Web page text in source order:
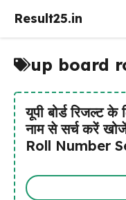
Result25.in
up board
यूपी बोर्ड रिजल्ट
नाम से सर्च करें
Roll Number